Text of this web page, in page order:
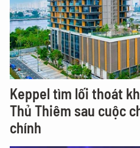
Keppel tìm lối thoát
Thủ Thiêm sau cuộc
chính